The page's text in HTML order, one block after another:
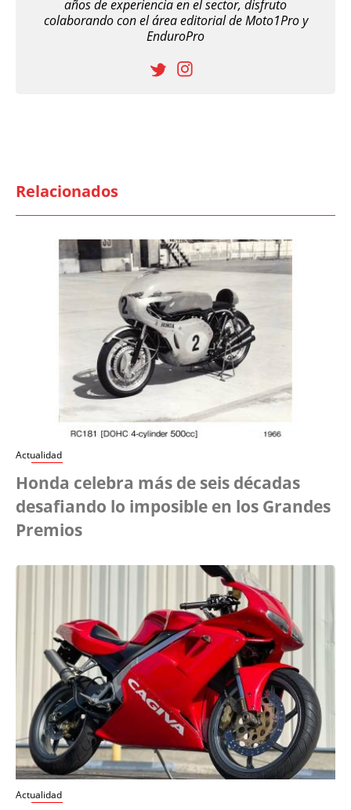
años de experiencia en el sector, disfruto
colaborando con el área editorial de Moto1Pro y
EnduroPro
Relacionados
Actualidad
Honda celebra más de seis décadas
desafiando lo imposible en los Grandes
Premios
Actualidad